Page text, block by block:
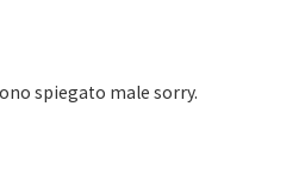
spiegato male sorry.